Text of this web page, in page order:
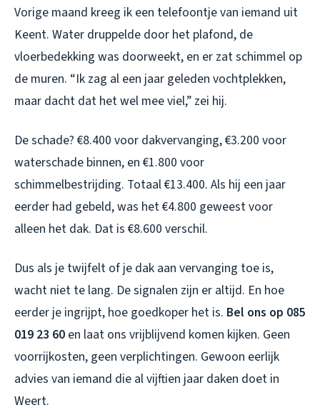
Vorige maand kreeg ik een telefoontje van iemand uit
Keent. Water druppelde door het plafond, de
vloerbedekking was doorweekt, en er zat schimmel op
de muren. “Ik zag al een jaar geleden vochtplekken,
maar dacht dat het wel mee viel,” zei hij.
De schade? €8.400 voor dakvervanging, €3.200 voor
waterschade binnen, en €1.800 voor
schimmelbestrijding. Totaal €13.400. Als hij een jaar
eerder had gebeld, was het €4.800 geweest voor
alleen het dak. Dat is €8.600 verschil.
Dus als je twijfelt of je dak aan vervanging toe is,
wacht niet te lang. De signalen zijn er altijd. En hoe
eerder je ingrijpt, hoe goedkoper het is. Bel ons op 085
019 23 60 en laat ons vrijblijvend komen kijken. Geen
voorrijkosten, geen verplichtingen. Gewoon eerlijk
advies van iemand die al vijftien jaar daken doet in
Weert.